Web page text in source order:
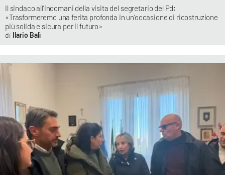
Il sindaco all’indomani della visita del segretario del Pd:
«Trasformeremo una ferita profonda in un’occasione di ricostruzione
più solida e sicura per il futuro»
Ilario Balì